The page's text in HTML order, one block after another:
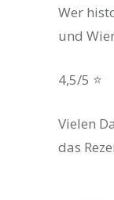
Wer
und
4,5/5 ⭐️
Vielen
das